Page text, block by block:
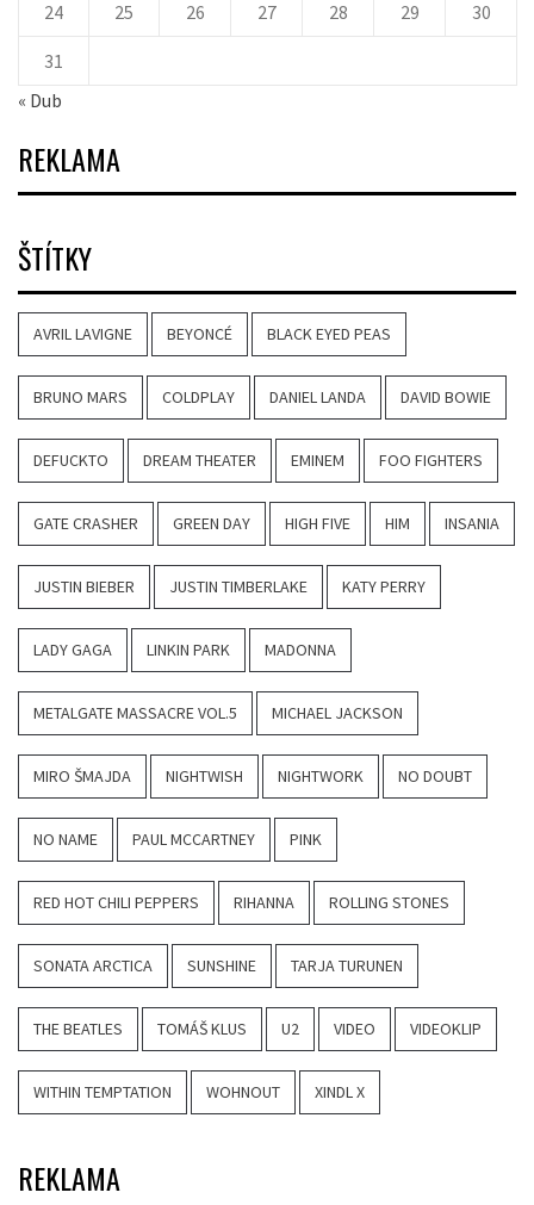
24 25 26 27 28 29 30
31
« Dub
REKLAMA
ŠTÍTKY
AVRIL LAVIGNE BEYONCÉ BLACK EYED PEAS
BRUNO MARS COLDPLAY DANIEL LANDA DAVID BOWIE
DEFUCKTO DREAM THEATER EMINEM FOO FIGHTERS
GATE CRASHER GREEN DAY HIGH FIVE HIM INSANIA
JUSTIN BIEBER JUSTIN TIMBERLAKE KATY PERRY
LADY GAGA LINKIN PARK MADONNA
METALGATE MASSACRE VOL.5 MICHAEL JACKSON
MIRO ŠMAJDA NIGHTWISH NIGHTWORK NO DOUBT
NO NAME PAUL MCCARTNEY PINK
RED HOT CHILI PEPPERS RIHANNA ROLLING STONES
SONATA ARCTICA SUNSHINE TARJA TURUNEN
THE BEATLES TOMÁŠ KLUS U2 VIDEO VIDEOKLIP
WITHIN TEMPTATION WOHNOUT XINDL X
REKLAMA